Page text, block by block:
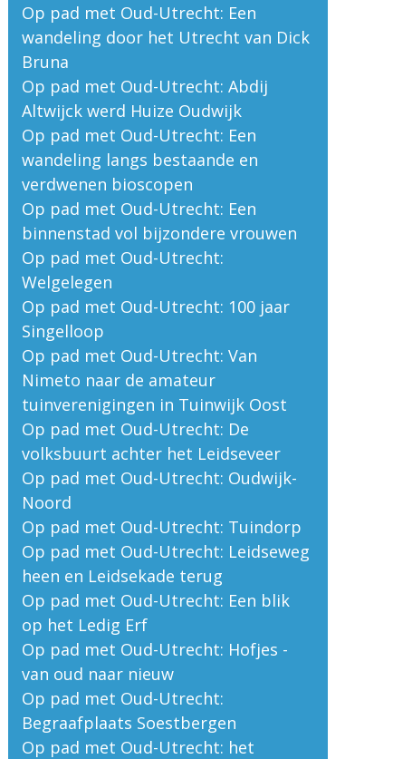
Op pad met Oud-Utrecht: Een
wandeling door het Utrecht van Dick
Bruna
Op pad met Oud-Utrecht: Abdij
Altwijck werd Huize Oudwijk
Op pad met Oud-Utrecht: Een
wandeling langs bestaande en
verdwenen bioscopen
Op pad met Oud-Utrecht: Een
binnenstad vol bijzondere vrouwen
Op pad met Oud-Utrecht:
Welgelegen
Op pad met Oud-Utrecht: 100 jaar
Singelloop
Op pad met Oud-Utrecht: Van
Nimeto naar de amateur
tuinverenigingen in Tuinwijk Oost
Op pad met Oud-Utrecht: De
volksbuurt achter het Leidseveer
Op pad met Oud-Utrecht: Oudwijk-
Noord
Op pad met Oud-Utrecht: Tuindorp
Op pad met Oud-Utrecht: Leidseweg
heen en Leidsekade terug
Op pad met Oud-Utrecht: Een blik
op het Ledig Erf
Op pad met Oud-Utrecht: Hofjes -
van oud naar nieuw
Op pad met Oud-Utrecht:
Begraafplaats Soestbergen
Op pad met Oud-Utrecht: het